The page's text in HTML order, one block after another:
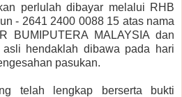
perlulah dibayar melalui RHB
- 2641 2400 0088 15 atas nama
BUMIPUTERA MALAYSIA dan
hendaklah dibawa pada hari
pasukan.
telah lengkap berserta bukti